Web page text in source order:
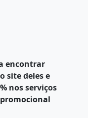
encontrar
site deles e
nos serviços